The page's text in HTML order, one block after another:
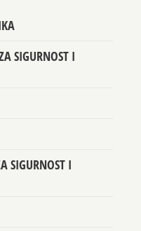
SIGURNOST I
SIGURNOST I